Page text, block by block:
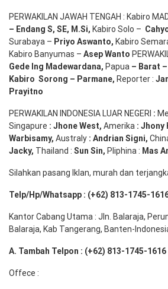
PERWAKILAN JAWAH TENGAH : Kabiro
– Endang S, SE, M.Si, Kabiro Solo –
Surabaya – Priyo Aswanto, Kabiro
Kabiro Banyumas – AsepWanto
Gede Ing Madewardana, Papua – Barat –
Kabiro Sorong – Parmane, Reporter :
Prayitno
PERWAKILAN INDONESIA LUAR NEGERI :
Singapure : JhoneWest, Amerika : Jhony
Warbisamy, Australy : Andrian Signi,
Jacky, Thailand : Sun Sin, Pliphina : Mas
Silahkan pasang Iklan, murah dan
Telp/Hp/Whatsapp : (+62) 813-1745-
Kantor Cabang Utama : Jln. Balaraja,
Balaraja, Kab Tangerang, Banten-
A. Tambah Telpon : (+62) 813-1745-1616
Offece :